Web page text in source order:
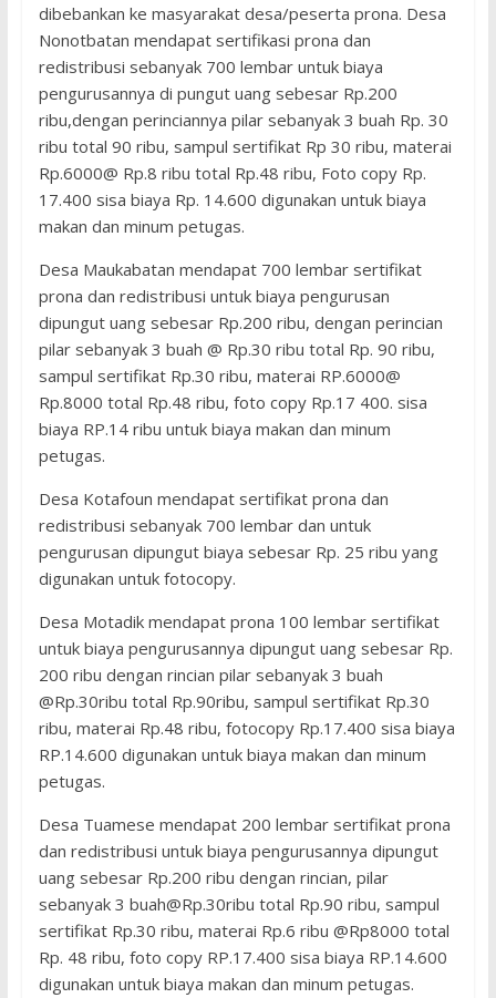
dibebankan ke masyarakat desa/peserta prona. Desa
Nonotbatan mendapat sertifikasi prona dan
redistribusi sebanyak 700 lembar untuk biaya
pengurusannya di pungut uang sebesar Rp.200
ribu,dengan perinciannya pilar sebanyak 3 buah Rp. 30
ribu total 90 ribu, sampul sertifikat Rp 30 ribu, materai
Rp.6000@ Rp.8 ribu total Rp.48 ribu, Foto copy Rp.
17.400 sisa biaya Rp. 14.600 digunakan untuk biaya
makan dan minum petugas.
Desa Maukabatan mendapat 700 lembar sertifikat
prona dan redistribusi untuk biaya pengurusan
dipungut uang sebesar Rp.200 ribu, dengan perincian
pilar sebanyak 3 buah @ Rp.30 ribu total Rp. 90 ribu,
sampul sertifikat Rp.30 ribu, materai RP.6000@
Rp.8000 total Rp.48 ribu, foto copy Rp.17 400. sisa
biaya RP.14 ribu untuk biaya makan dan minum
petugas.
Desa Kotafoun mendapat sertifikat prona dan
redistribusi sebanyak 700 lembar dan untuk
pengurusan dipungut biaya sebesar Rp. 25 ribu yang
digunakan untuk fotocopy.
Desa Motadik mendapat prona 100 lembar sertifikat
untuk biaya pengurusannya dipungut uang sebesar Rp.
200 ribu dengan rincian pilar sebanyak 3 buah
@Rp.30ribu total Rp.90ribu, sampul sertifikat Rp.30
ribu, materai Rp.48 ribu, fotocopy Rp.17.400 sisa biaya
RP.14.600 digunakan untuk biaya makan dan minum
petugas.
Desa Tuamese mendapat 200 lembar sertifikat prona
dan redistribusi untuk biaya pengurusannya dipungut
uang sebesar Rp.200 ribu dengan rincian, pilar
sebanyak 3 buah@Rp.30ribu total Rp.90 ribu, sampul
sertifikat Rp.30 ribu, materai Rp.6 ribu @Rp8000 total
Rp. 48 ribu, foto copy RP.17.400 sisa biaya RP.14.600
digunakan untuk biaya makan dan minum petugas.